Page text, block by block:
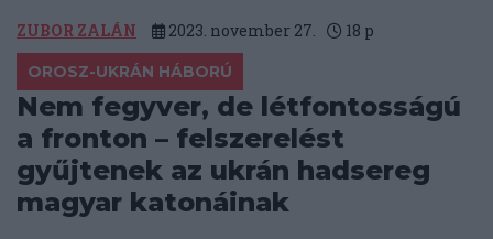
ZUBOR ZALÁN 2023. november 27. 18 p
OROSZ-UKRÁN HÁBORÚ
Nem fegyver, de létfontosságú
a fronton – felszerelést
gyűjtenek az ukrán hadsereg
magyar katonáinak